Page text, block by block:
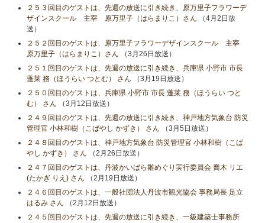
２５３回目のゲストは、先週の放送に引き続き、原万里子フラワーデ
ザインスクール 主宰 原万里子（はらまりこ）さん （4月2日放
送）
２５２回目のゲストは、原万里子フラワーデザインスクール 主宰
原万里子（はらまりこ）さん （3月26日放送）
２５１回目のゲストは、先週の放送に引き続き、兵庫県 小野市 市長
蓬莱 務（ほうらい つとむ） さん （3月19日放送）
２５０回目のゲストは、兵庫県 小野市 市長 蓬莱 務（ほうらい つと
む） さん （3月12日放送）
２４９回目のゲストは、先週の放送に引き続き、神戸地方気象台 防災
管理官 小林和樹（こばやし かずき） さん （3月5日放送）
２４８回目のゲストは、神戸地方気象台 防災管理官 小林和樹（こば
やし かずき） さん （2月26日放送）
２４７回目のゲストは、丹波かいばら雛めぐり実行委員会 喬木 リエ
(たかぎ りえ) さん （2月19日放送）
２４６回目のゲストは、一般社団法人丹波市観光協会 事務局長 足立
はるみ さん （2月12日放送）
２４５回目のゲストは、先週の放送に引き続き、一級建築士事務所